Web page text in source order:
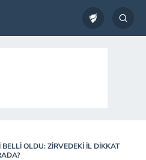
OLDU: ZIRVEDEKI IL DIKKAT